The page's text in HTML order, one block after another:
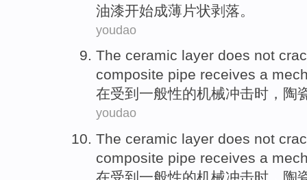
油漆开始成薄片状剥落。
youdao
The ceramic layer does not
composite pipe receives a
在受到一般性的机械冲击时 ， 陶
youdao
The ceramic layer does not
composite pipe receives a